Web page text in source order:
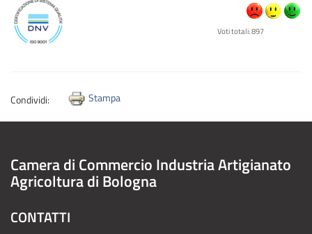
Voti totali: 897
Condividi: Stampa
Camera di Commercio Industria Artigianato
Agricoltura di Bologna
CONTATTI